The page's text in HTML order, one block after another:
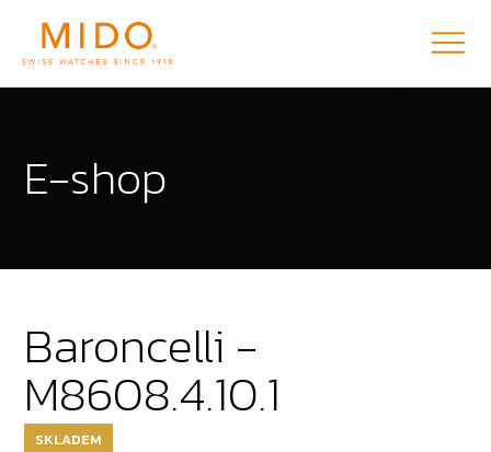
E-shop
Baroncelli -
M8608.4.10.1
SKLADEM